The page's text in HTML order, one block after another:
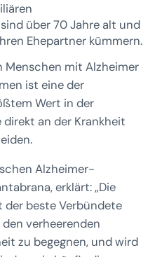
über 70 Jahre alt und
Ehepartner kümmern.
Menschen mit Alzheimer
ist eine der
Wert in der
an der Krankheit
Alzheimer-
erklärt: „Die
der beste Verbündete
verheerenden
zu begegnen, und wird